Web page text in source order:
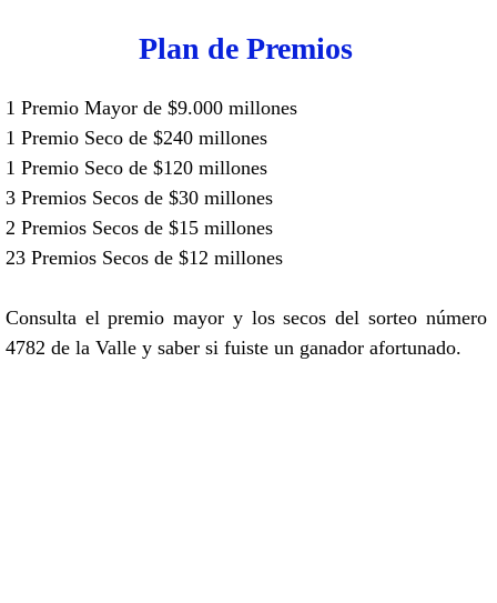
Plan de Premios
1 Premio Mayor de $9.000 millones
1 Premio Seco de $240 millones
1 Premio Seco de $120 millones
3 Premios Secos de $30 millones
2 Premios Secos de $15 millones
23 Premios Secos de $12 millones
Consulta el premio mayor y los secos del sorteo número
4782 de la Valle y saber si fuiste un ganador afortunado.